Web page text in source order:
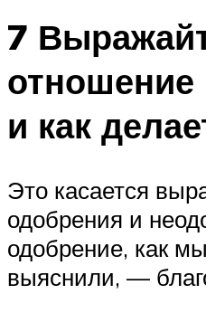
7
отношение
и как
Это касается
одобрения и
одобрение, как
выяснили, —